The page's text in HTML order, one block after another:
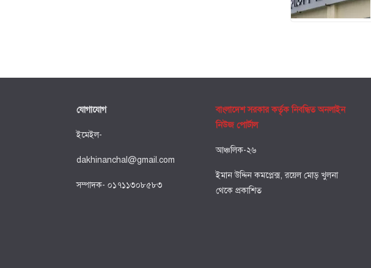
যোগাযোগ
ইমেইল-
dakhinanchal@gmail.com
সম্পাদক- ০১৭১১৩০৮৫৮৩
বাংলাদেশ সরকার কর্তৃক নিবন্ধিত অনলাইন
নিউজ পোর্টাল
আঞ্চলিক-২৬
ইমান উদ্দিন কমপ্লেক্স, রয়েল মোড় খুলনা
থেকে প্রকাশিত